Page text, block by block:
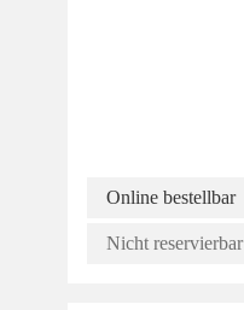
Online bestellbar
Nicht reservierbar